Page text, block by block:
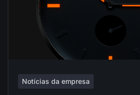
Notícias da empresa